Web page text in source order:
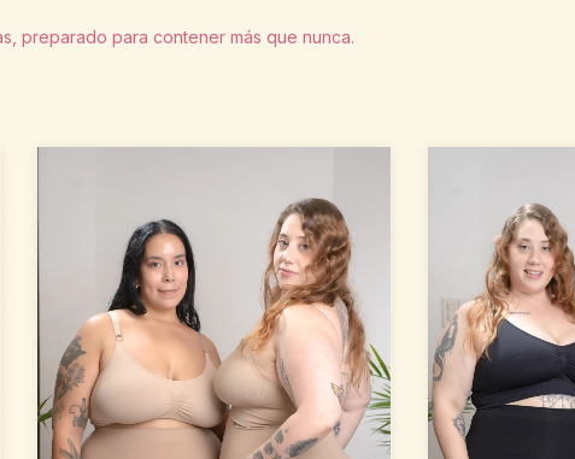
preparado para contener más que nunca.